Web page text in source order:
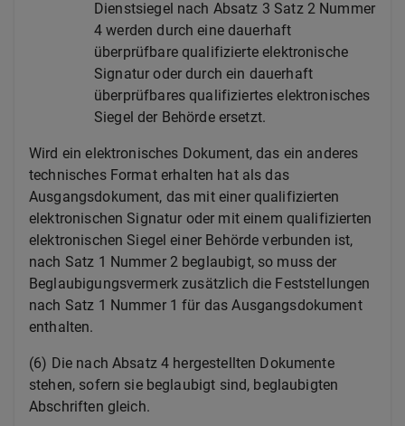
Dienstsiegel nach Absatz 3 Satz 2 Nummer
4 werden durch eine dauerhaft
überprüfbare qualifizierte elektronische
Signatur oder durch ein dauerhaft
überprüfbares qualifiziertes elektronisches
Siegel der Behörde ersetzt.
Wird ein elektronisches Dokument, das ein anderes
technisches Format erhalten hat als das
Ausgangsdokument, das mit einer qualifizierten
elektronischen Signatur oder mit einem qualifizierten
elektronischen Siegel einer Behörde verbunden ist,
nach Satz 1 Nummer 2 beglaubigt, so muss der
Beglaubigungsvermerk zusätzlich die Feststellungen
nach Satz 1 Nummer 1 für das Ausgangsdokument
enthalten.
(6) Die nach Absatz 4 hergestellten Dokumente
stehen, sofern sie beglaubigt sind, beglaubigten
Abschriften gleich.